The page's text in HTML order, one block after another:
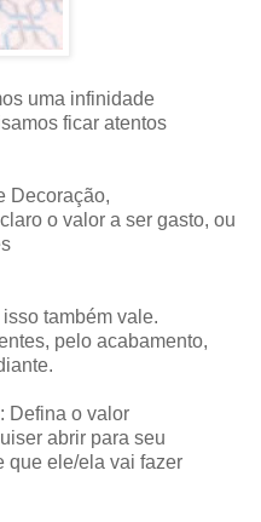
uma infinidade
ficar atentos
Decoração,
o valor a ser gasto, ou
também vale.
pelo acabamento,
Defina o valor
abrir para seu
que ele/ela vai fazer